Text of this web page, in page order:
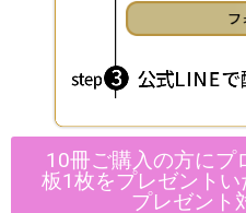
10冊ご購入の方にプ
板1枚をプレゼント
プレゼント